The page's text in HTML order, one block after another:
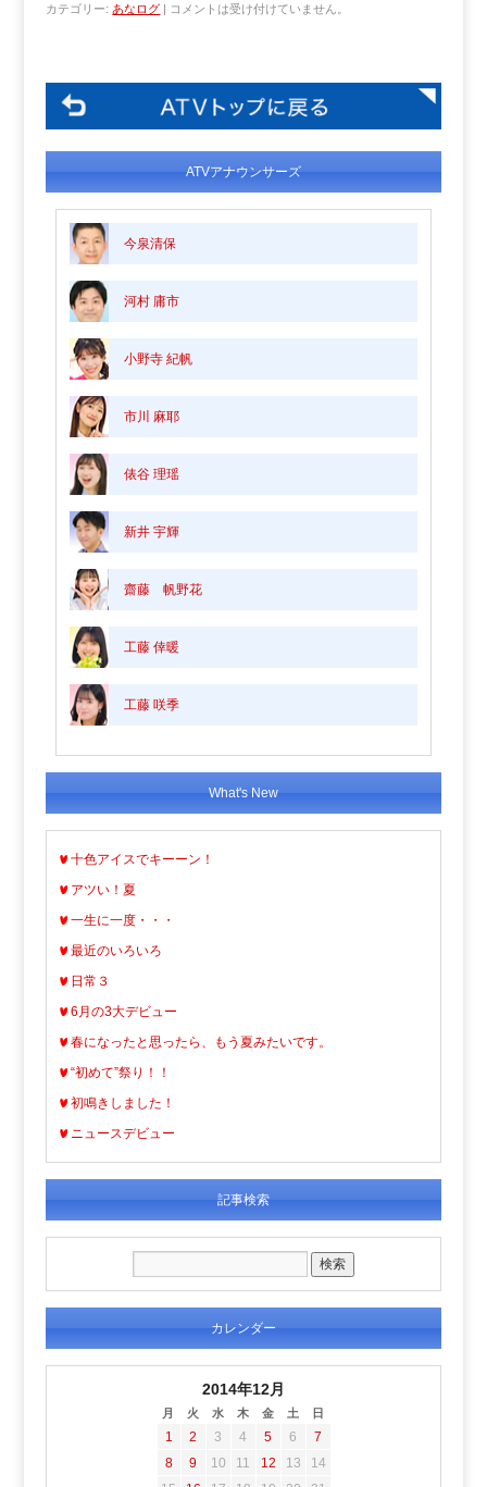
カテゴリー: あなログ | コメントは受け付けていません。
ATVアナウンサーズ
今泉清保
河村 庸市
小野寺 紀帆
市川 麻耶
俵谷 理瑶
新井 宇輝
齋藤 帆野花
工藤 倖暖
工藤 咲季
What's New
十色アイスでキーーン！
アツい！夏
一生に一度・・・
最近のいろいろ
日常３
6月の3大デビュー
春になったと思ったら、もう夏みたいです。
“初めて”祭り！！
初鳴きしました！
ニュースデビュー
記事検索
カレンダー
2014年12月
月 火 水 木 金 土 日
1 2 3 4 5 6
7
8
9 10 11 12 13
14